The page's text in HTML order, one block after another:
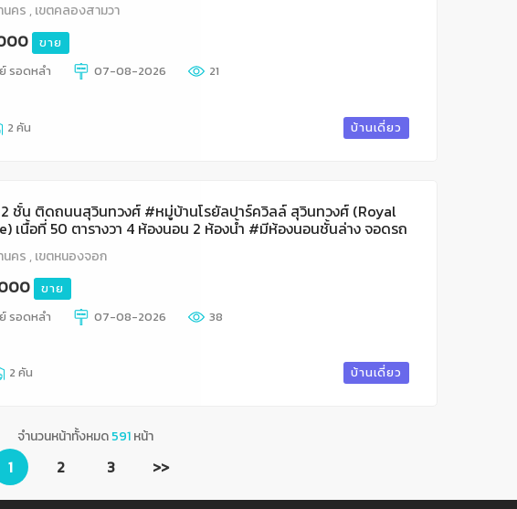
ทำเลศักยภาพ ใกล้ ห้างแฟชั่นไอส์แลนด์
คร , เขตคลองสามวา
ขาย
รอดหลำ
07-08-2026 21
2 คัน บ้านเดี่ยว
2 ชั้น ติดถนนสุวินทวงศ์ #หมู่บ้านโรยัลปาร์ควิลล์ สุวินทวงศ์ (Royal
เนื้อที่ 50 ตารางวา 4 ห้องนอน 2 ห้องน้ำ #มีห้องนอนชั้นล่าง จอดรถ
กรรมลาดกระบัง
นคร , เขตหนองจอก
ขาย
รอดหลำ
07-08-2026 38
2 คัน บ้านเดี่ยว
จำนวนหน้าทั้งหมด591หน้า
1 2 3 >>